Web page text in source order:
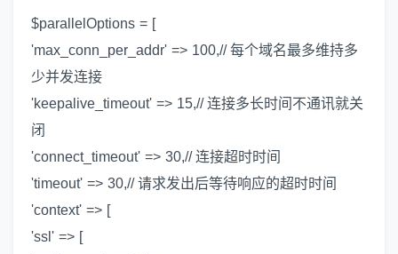
$parallelOptions = [
'max_conn_per_addr' => 100,// 每个域名最多维持多
少并发连接
'keepalive_timeout' => 15,// 连接多长时间不通讯就关
闭
'connect_timeout' => 30,// 连接超时时间
'timeout' => 30,// 请求发出后等待响应的超时时间
'context' => [
'ssl' => [